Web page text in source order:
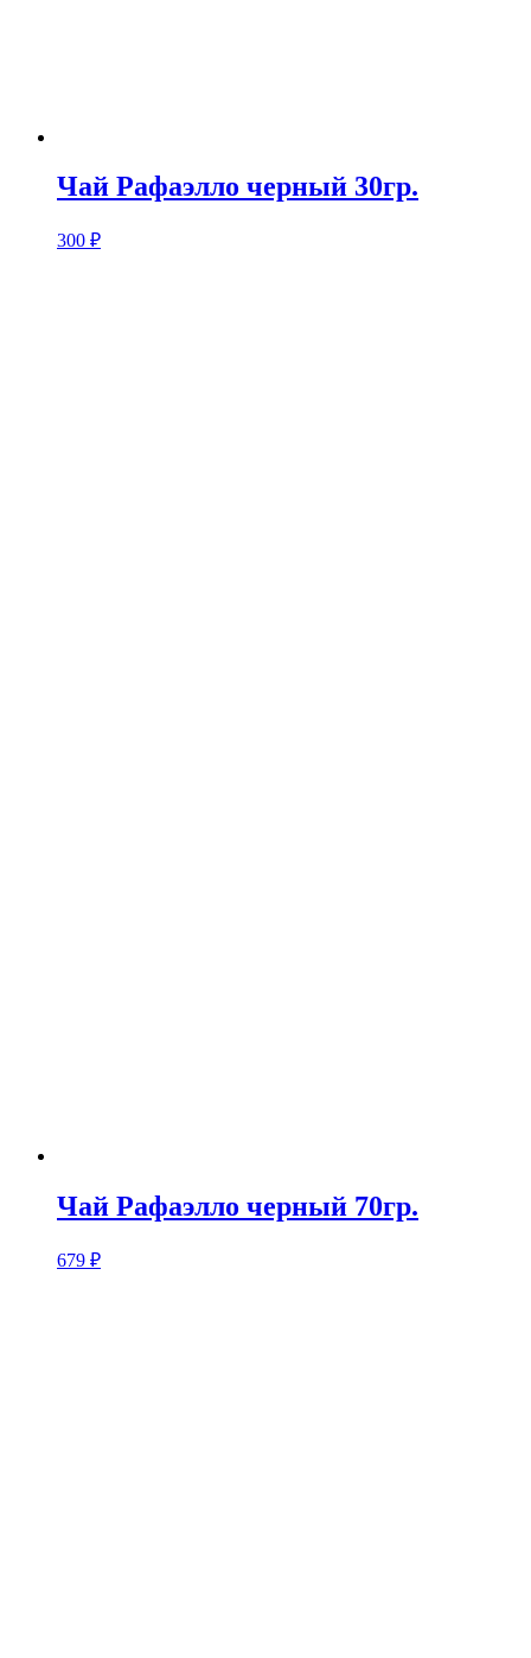
Чай Рафаэлло черный 30гр.
300 ₽
Чай Рафаэлло черный 70гр.
679 ₽